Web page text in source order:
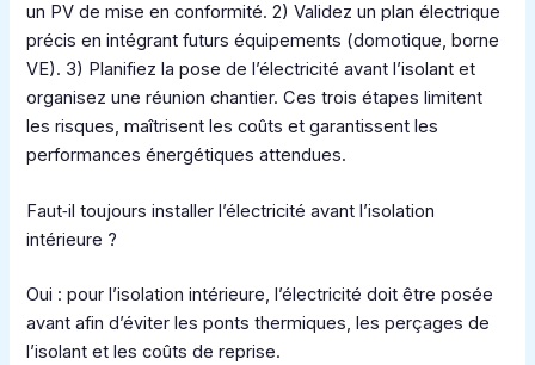
un PV de mise en conformité. 2) Validez un plan électrique
précis en intégrant futurs équipements (domotique, borne
VE). 3) Planifiez la pose de l’électricité avant l’isolant et
organisez une réunion chantier. Ces trois étapes limitent
les risques, maîtrisent les coûts et garantissent les
performances énergétiques attendues.
Faut‑il toujours installer l’électricité avant l’isolation
intérieure ?
Oui : pour l’isolation intérieure, l’électricité doit être posée
avant afin d’éviter les ponts thermiques, les perçages de
l’isolant et les coûts de reprise.